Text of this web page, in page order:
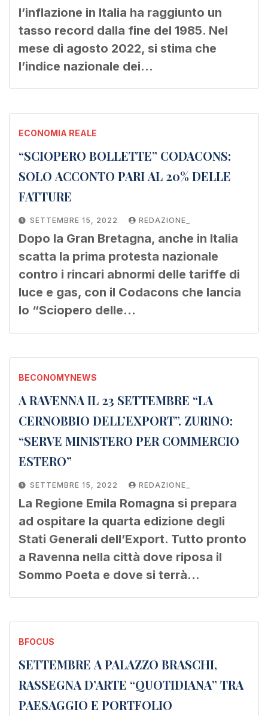
l’inflazione in Italia ha raggiunto un
tasso record dalla fine del 1985. Nel
mese di agosto 2022, si stima che
l’indice nazionale dei…
ECONOMIA REALE
“SCIOPERO BOLLETTE” CODACONS:
SOLO ACCONTO PARI AL 20% DELLE
FATTURE
SETTEMBRE 15, 2022 REDAZIONE_
Dopo la Gran Bretagna, anche in Italia
scatta la prima protesta nazionale
contro i rincari abnormi delle tariffe di
luce e gas, con il Codacons che lancia
lo “Sciopero delle…
BECONOMYNEWS
A RAVENNA IL 23 SETTEMBRE “LA
CERNOBBIO DELL’EXPORT”. ZURINO:
“SERVE MINISTERO PER COMMERCIO
ESTERO”
SETTEMBRE 15, 2022 REDAZIONE_
La Regione Emila Romagna si prepara
ad ospitare la quarta edizione degli
Stati Generali dell’Export. Tutto pronto
a Ravenna nella città dove riposa il
Sommo Poeta e dove si terrà…
BFOCUS
SETTEMBRE A PALAZZO BRASCHI,
RASSEGNA D’ARTE “QUOTIDIANA” TRA
PAESAGGIO E PORTFOLIO